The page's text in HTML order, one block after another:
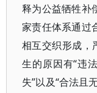
释为公益牺牲补
家责任体系通过
相互交织形成，
生的原因有“违
失”以及“合法且